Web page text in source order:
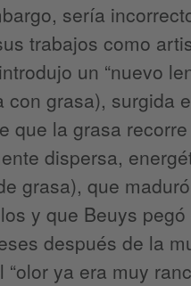
sería
trabajos como
un “nuevo
grasa), surgida
que la grasa
dispersa,
grasa), que
y que Beuys
después de la
“olor ya era muy